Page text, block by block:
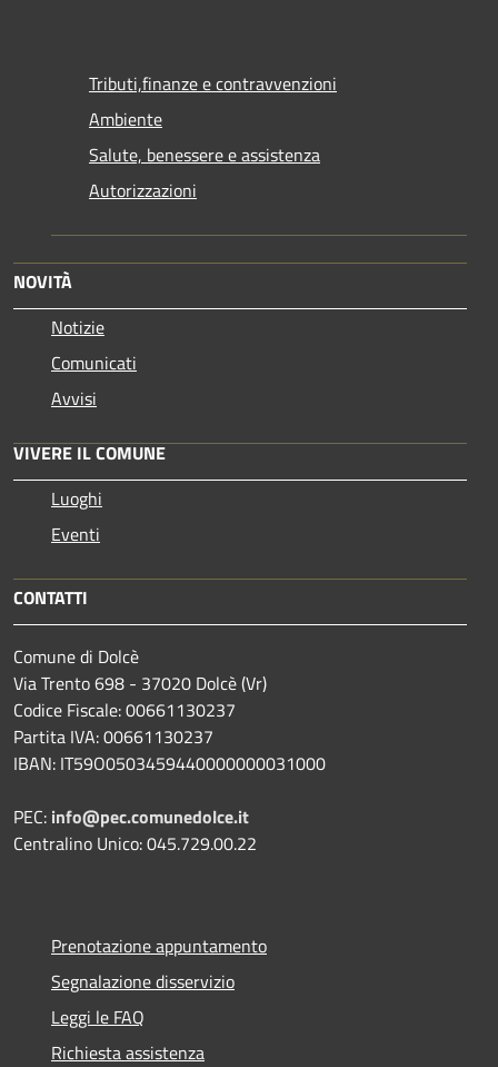
Tributi,finanze e contravvenzioni
Ambiente
Salute, benessere e assistenza
Autorizzazioni
NOVITÀ
Notizie
Comunicati
Avvisi
VIVERE IL COMUNE
Luoghi
Eventi
CONTATTI
Comune di Dolcè
Via Trento 698 - 37020 Dolcè (Vr)
Codice Fiscale: 00661130237
Partita IVA: 00661130237
IBAN: IT59O0503459440000000031000
PEC: info@pec.comunedolce.it
Centralino Unico: 045.729.00.22
Prenotazione appuntamento
Segnalazione disservizio
Leggi le FAQ
Richiesta assistenza